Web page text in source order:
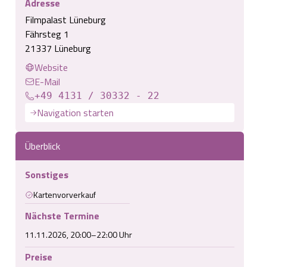
Adresse
Filmpalast Lüneburg
Fährsteg 1
21337 Lüneburg
Website
E-Mail
+49 4131 / 30332 - 22
Navigation starten
Überblick
Sonstiges
Kartenvorverkauf
Nächste Termine
11.11.2026, 20:00–22:00 Uhr
Preise